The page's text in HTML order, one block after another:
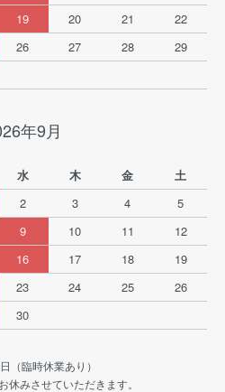
19 20 21
22
26 27 28
29
年9月
水 木 金
土
2 3 4
5
9 10 11
12
16 17 18
19
23 24 25
26
30
（臨時休業あり）
みさせていただきます。